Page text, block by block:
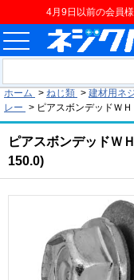
4月9日以前の会員
ホーム > ねじ類 > 建材用ネ
レー > ピアスボンデッドＷ
ピアスボンデッドＷ
150.0)